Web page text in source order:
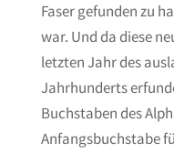
Faser gefunden zu
war. Und da diese
letzten Jahr des
Jahrhunderts
Buchstaben des
Anfangsbuchstabe